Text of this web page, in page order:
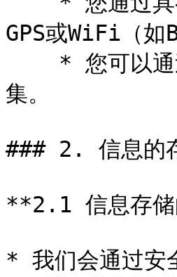
GPS或WiFi（如
集。
### 2. 信息的
**2.1 信息存储
* 我们会通过安